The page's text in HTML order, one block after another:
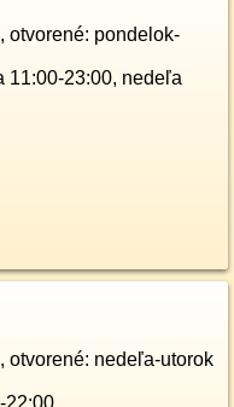
otvorené: pondelok-
otvorené: nedeľa-utorok
22:00,